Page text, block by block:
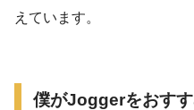
えています。
僕がJoggerをおす